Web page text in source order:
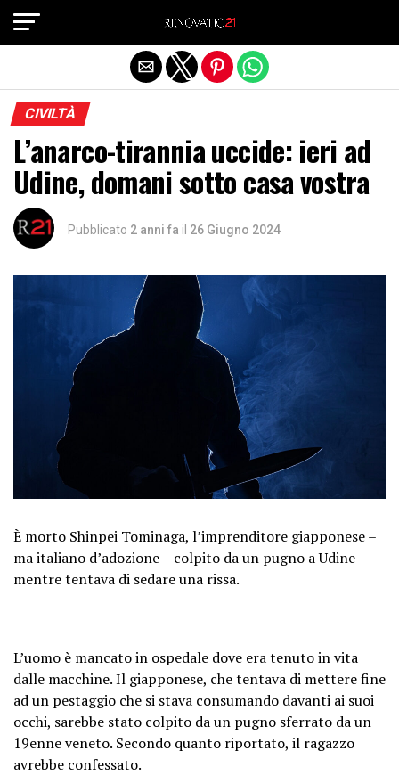
CIVILTÀ
L’anarco-tirannia uccide: ieri ad
Udine, domani sotto casa vostra
Pubblicato 2 anni fa il 26 Giugno 2024
È morto Shinpei Tominaga, l’imprenditore giapponese –
ma italiano d’adozione – colpito da un pugno a Udine
mentre tentava di sedare una rissa.
L’uomo è mancato in ospedale dove era tenuto in vita
dalle macchine. Il giapponese, che tentava di mettere fine
ad un pestaggio che si stava consumando davanti ai suoi
occhi, sarebbe stato colpito da un pugno sferrato da un
19enne veneto. Secondo quanto riportato, il ragazzo
avrebbe confessato.
Exit mobile version